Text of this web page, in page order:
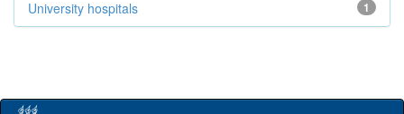
1
University hospitals